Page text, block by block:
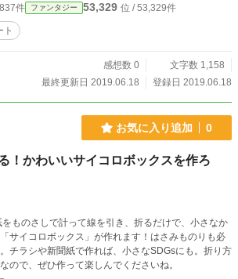
件 ファンタジー 53,329 位 / 53,329件
ト
感想数 0
文字数 1,158
最終更新日 2019.06.18
登録日 2019.06.18
お気に入り追加 0
！かわいいサイコロボックスを作ろ
ものさしで計って線を引き、折るだけで、小さなか
サイコロボックス」が作れます！はさみものりも必
チラシや新聞紙で作れば、小さなSDGsにも。折り方
ので、ぜひ作って楽しんでくださいね。